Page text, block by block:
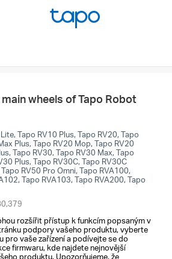
wheels of Tapo Robot
Tapo RV10 Plus, Tapo RV20, Tapo
Plus, Tapo RV20 Mop, Tapo RV20
Tapo RV30, Tapo RV30 Max, Tapo
Plus, Tapo RV30C, Tapo RV30C
RV50 Pro Omni, Tapo RVA100,
Tapo RVA103, Tapo RVA200, Tapo
rozšířit přístup k funkcím popsaným v
podpory vašeho produktu, vyberte
pro vaše zařízení a podívejte se do
firmwaru, kde najdete nejnovější
produktu. Upozorňujeme, že